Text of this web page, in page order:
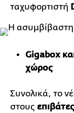
ταχυφορτιστή
Gigabox
χώρος
Συνολικά, το
στους επιβάτες